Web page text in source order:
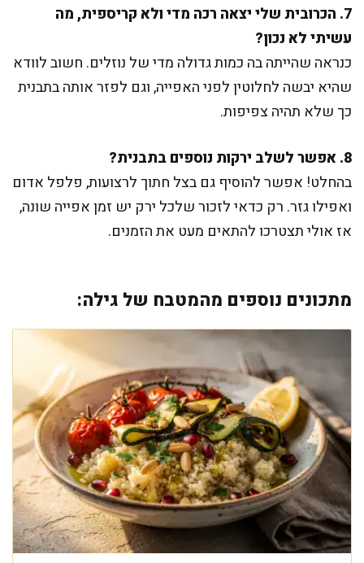
7. הכרובית שלי יצאה רכה מדי ולא קריספית, מה
עשיתי לא נכון?
כנראה שהייתה בה כמות גדולה מדי של נוזלים. חשוב לוודא
שהיא יבשה לחלוטין לפני האפייה, וגם לפזר אותה בתבנית
כך שלא תהיה צפיפות.
8. אפשר לשלב ירקות נוספים בתבנית?
בהחלט! אפשר להוסיף גם בצל חתוך לרצועות, פלפל אדום
ואפילו גזר. רק כדאי לזכור שלכל ירק יש זמן אפייה שונה,
אז אולי תצטרכו להתאים מעט את הזמנים.
מתכונים נוספים מהמטבח של גילה: